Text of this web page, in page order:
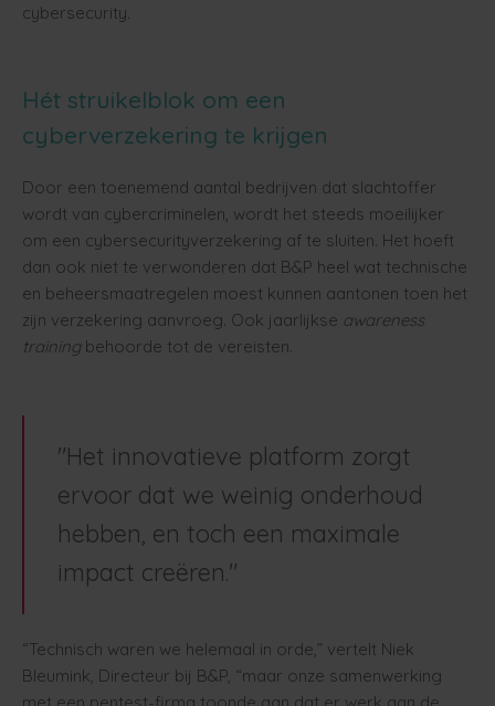
cybersecurity.
Hét struikelblok om een
cyberverzekering te krijgen
Door een toenemend aantal bedrijven dat slachtoffer
wordt van cybercriminelen, wordt het steeds moeilijker
om een cybersecurityverzekering af te sluiten. Het hoeft
dan ook niet te verwonderen dat B&P heel wat technische
en beheersmaatregelen moest kunnen aantonen toen het
zijn verzekering aanvroeg. Ook jaarlijkse awareness
trainingbehoorde tot de vereisten.
"Het innovatieve platform zorgt
ervoor dat we weinig onderhoud
hebben, en toch een maximale
impact creëren."
“Technisch waren we helemaal in orde,” vertelt Niek
Bleumink, Directeur bij B&P, “maar onze samenwerking